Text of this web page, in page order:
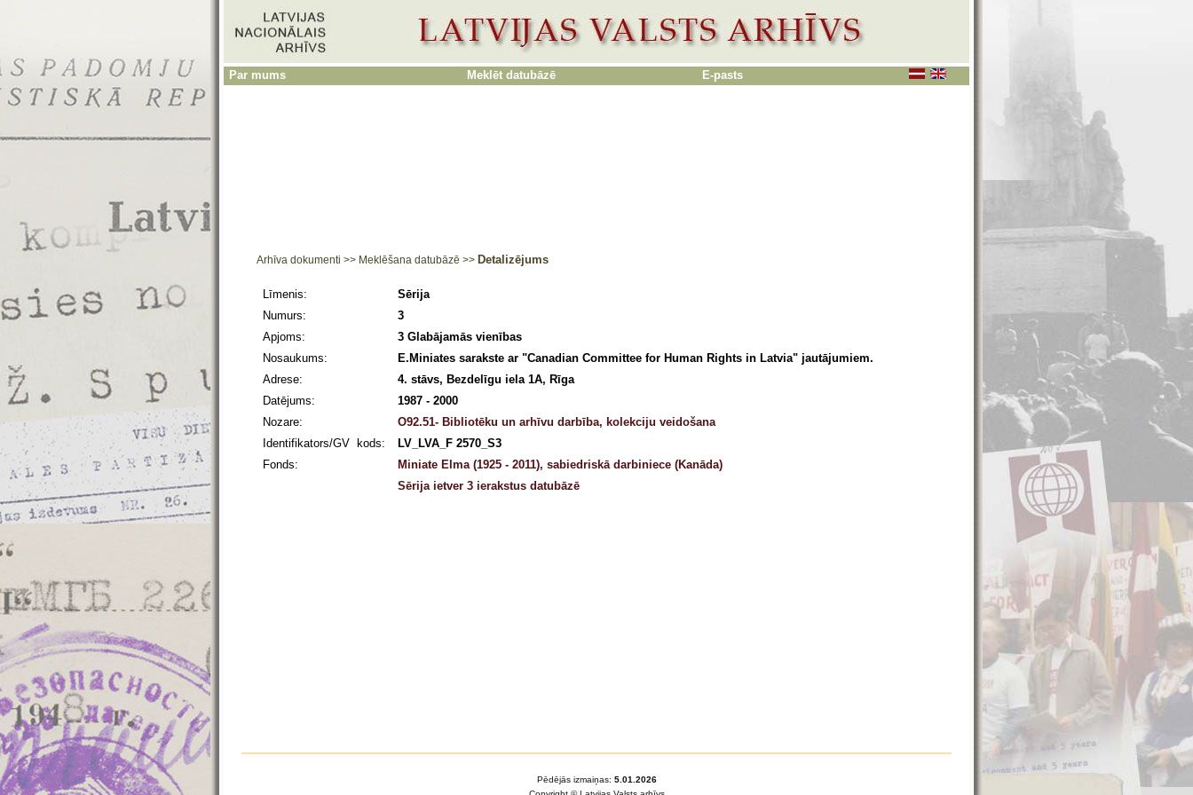
Par mums Meklēt datubāzē E-pasts
Arhīva dokumenti >> Meklēšana datubāzē >> Detalizējums
Līmenis:
Sērija
Numurs:
3
Apjoms:
3 Glabājamās vienības
Nosaukums:
E.Miniates sarakste ar "Canadian Committee for Human Rights in Latvia" jautājumiem.
Adrese:
4. stāvs, Bezdelīgu iela 1A, Rīga
Datējums:
1987 - 2000
Nozare:
O92.51- Bibliotēku un arhīvu darbība, kolekciju veidošana
Identifikators/GV kods:
LV_LVA_F 2570_S3
Fonds:
Miniate Elma (1925 - 2011), sabiedriskā darbiniece (Kanāda)
Sērija ietver 3 ierakstus datubāzē
Pēdējās izmaiņas: 5.01.2026